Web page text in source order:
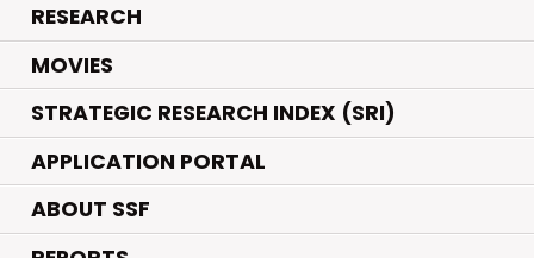
RESEARCH.
MOVIES.
STRATEGIC RESEARCH INDEX (SRI)
APPLICATION PORTAL
ABOUT SSF